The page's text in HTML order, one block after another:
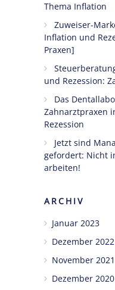
Thema Inflation
Zuweiser-
Inflation und
Praxen]
und Rezession:
Das
Zahnarztpraxen
Rezession
Jetzt sind
gefordert: Nicht
arbeiten!
ARCHIV
Januar 2023
Dezember 2022
November 2021
Dezember 2020